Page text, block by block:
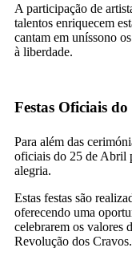
A participação de
talentos enriquecem
cantam em uníssono
à liberdade.
Festas Oficiais
Para além das
oficiais do 25 de Abril
alegria.
Estas festas são
oferecendo uma
celebrarem os valores
Revolução dos Cravos.